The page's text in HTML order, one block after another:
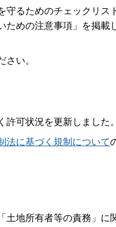
守るためのチェックリス
ための注意事項」を掲載
さい。
許可状況を更新しました。
法に基づく規制について
土地所有者等の責務」に